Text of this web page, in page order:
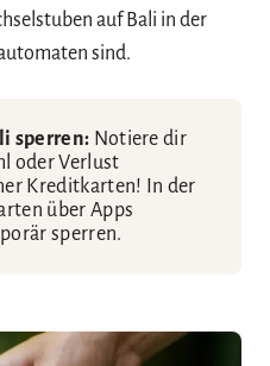
auf Bali in der
sind.
sperren: Notiere dir
oder Verlust
Kreditkarten! In der
über Apps
sperren.